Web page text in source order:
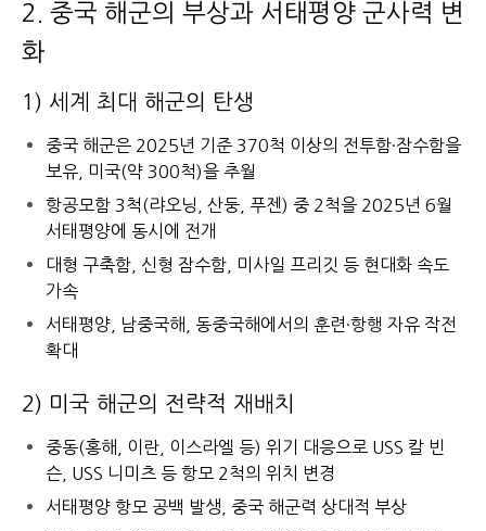
2. 중국 해군의 부상과 서태평양 군사력 변
화
1) 세계 최대 해군의 탄생
중국 해군은 2025년 기준 370척 이상의 전투함·잠수함을
보유, 미국(약 300척)을 추월
항공모함 3척(랴오닝, 산둥, 푸젠) 중 2척을 2025년 6월
서태평양에 동시에 전개
대형 구축함, 신형 잠수함, 미사일 프리깃 등 현대화 속도
가속
서태평양, 남중국해, 동중국해에서의 훈련·항행 자유 작전
확대
2) 미국 해군의 전략적 재배치
중동(홍해, 이란, 이스라엘 등) 위기 대응으로 USS 칼 빈
슨, USS 니미츠 등 항모 2척의 위치 변경
서태평양 항모 공백 발생, 중국 해군력 상대적 부상